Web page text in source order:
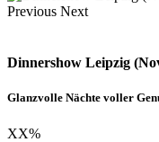
Previous Next
Dinnershow Leipzig
Glanzvolle Nächte voller
XX%